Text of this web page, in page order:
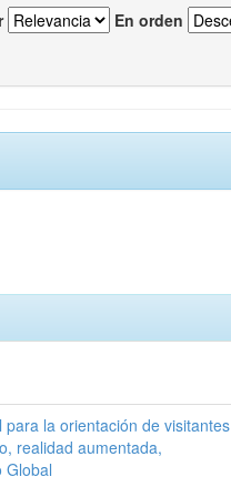
En orden
la orientación de visitantes
realidad aumentada,
Global